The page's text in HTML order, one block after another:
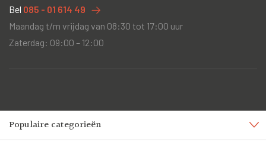
Bel 085 - 01 614 49
Maandag t/m vrijdag van 08:30 tot 17:00 uur
Zaterdag: 09:00 – 12:00
Populaire categorieën